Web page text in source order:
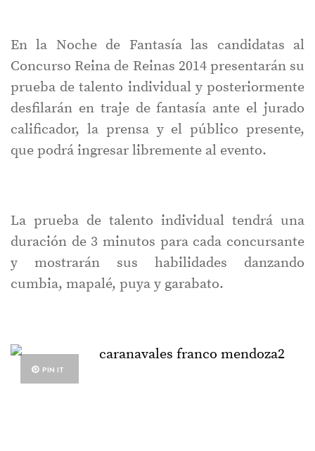
En la Noche de Fantasía las candidatas al
Concurso Reina de Reinas 2014 presentarán su
prueba de talento individual y posteriormente
desfilarán en traje de fantasía ante el jurado
calificador, la prensa y el público presente,
que podrá ingresar libremente al evento.
La prueba de talento individual tendrá una
duración de 3 minutos para cada concursante
y mostrarán sus habilidades danzando
cumbia, mapalé, puya y garabato.
PIN IT